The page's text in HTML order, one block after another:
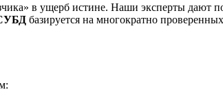
в ущерб истине. Наши эксперты дают
базируется на многократно